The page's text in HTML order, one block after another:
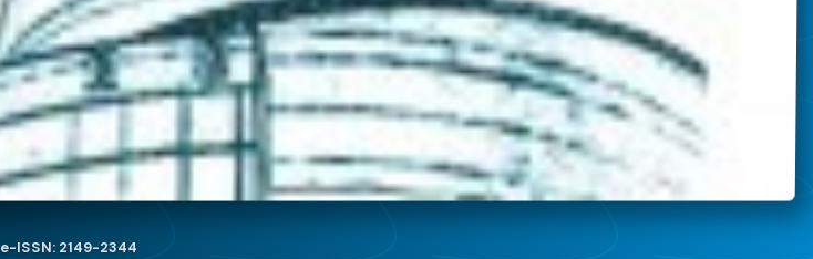
e-ISSN: 2149-2344